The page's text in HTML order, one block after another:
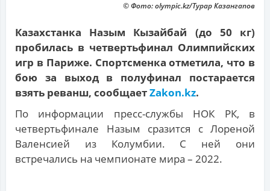
© Фото: olympic.kz/Турар Казангапов
Казахстанка Назым Кызайбай (до 50 кг)
пробилась в четвертьфинал Олимпийских
игр в Париже. Спортсменка отметила, что в
бою за выход в полуфинал постарается
взять реванш, сообщаетZakon.kz.
По информации пресс-службы НОК РК, в
четвертьфинале Назым сразится с Лореной
Валенсией из Колумбии. С ней они
встречались на чемпионате мира – 2022.